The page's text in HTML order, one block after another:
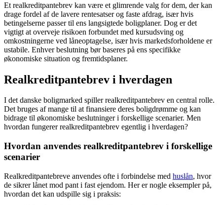
Et realkreditpantebrev kan være et glimrende valg for dem, der kan
drage fordel af de lavere rentesatser og faste afdrag, især hvis
betingelserne passer til ens langsigtede boligplaner. Dog er det
vigtigt at overveje risikoen forbundet med kursudsving og
omkostningerne ved låneoptagelse, især hvis markedsforholdene er
ustabile. Enhver beslutning bør baseres på ens specifikke
økonomiske situation og fremtidsplaner.
Realkreditpantebrev i hverdagen
I det danske boligmarked spiller realkreditpantebrev en central rolle.
Det bruges af mange til at finansiere deres boligdrømme og kan
bidrage til økonomiske beslutninger i forskellige scenarier. Men
hvordan fungerer realkreditpantebrev egentlig i hverdagen?
Hvordan anvendes realkreditpantebrev i forskellige
scenarier
Realkreditpantebreve anvendes ofte i forbindelse med huslån, hvor
de sikrer lånet mod pant i fast ejendom. Her er nogle eksempler på,
hvordan det kan udspille sig i praksis: